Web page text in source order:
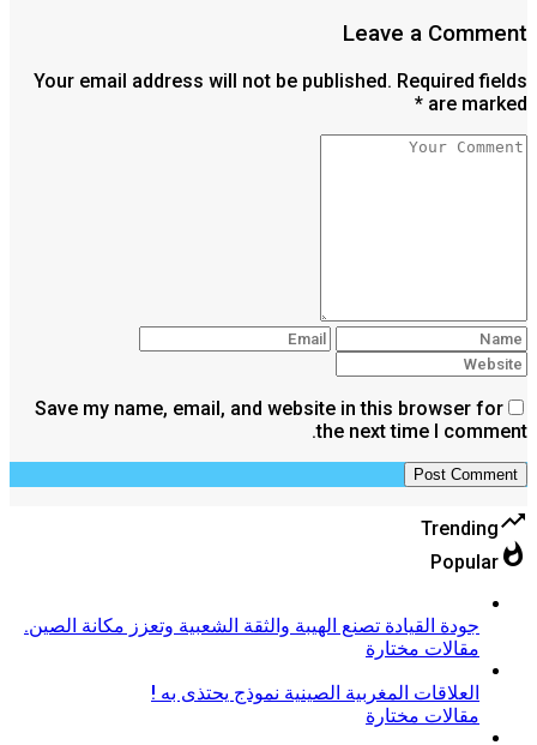
Leave a Comment
Your email address will not be published. Required fields
are marked *
Save my name, email, and website in this browser for
the next time I comment.
trending_up
Trending
whatshot
Popular
جودة القيادة تصنع الهيبة والثقة الشعبية وتعزز مكانة الصين.
مقالات مختارة
العلاقات المغربية الصينية نموذج يحتذى به !
مقالات مختارة